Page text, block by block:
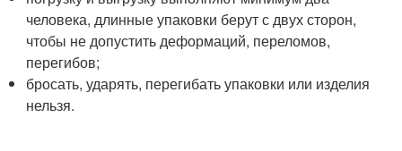
человека, длинные упаковки берут с двух сторон,
чтобы не допустить деформаций, переломов,
перегибов;
бросать, ударять, перегибать упаковки или изделия
нельзя.